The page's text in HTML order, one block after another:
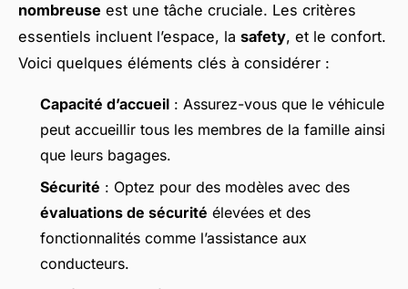
nombreuse est une tâche cruciale. Les critères
essentiels incluent l’espace, la safety, et le confort.
Voici quelques éléments clés à considérer :
Capacité d’accueil : Assurez-vous que le véhicule
peut accueillir tous les membres de la famille ainsi
que leurs bagages.
Sécurité : Optez pour des modèles avec des
évaluations de sécurité élevées et des
fonctionnalités comme l’assistance aux
conducteurs.